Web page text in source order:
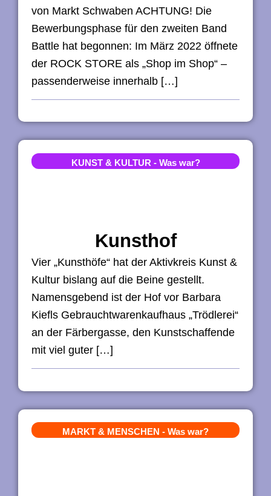
von Markt Schwaben ACHTUNG! Die
Bewerbungsphase für den zweiten Band
Battle hat begonnen: Im März 2022 öffnete
der ROCK STORE als „Shop im Shop“ –
passenderweise innerhalb […]
Kunsthof
Vier „Kunsthöfe“ hat der Aktivkreis Kunst &
Kultur bislang auf die Beine gestellt.
Namensgebend ist der Hof vor Barbara
Kiefls Gebrauchtwarenkaufhaus „Trödlerei“
an der Färbergasse, den Kunstschaffende
mit viel guter […]
KUNST & KULTUR - Was war?
MARKT & MENSCHEN - Was war?